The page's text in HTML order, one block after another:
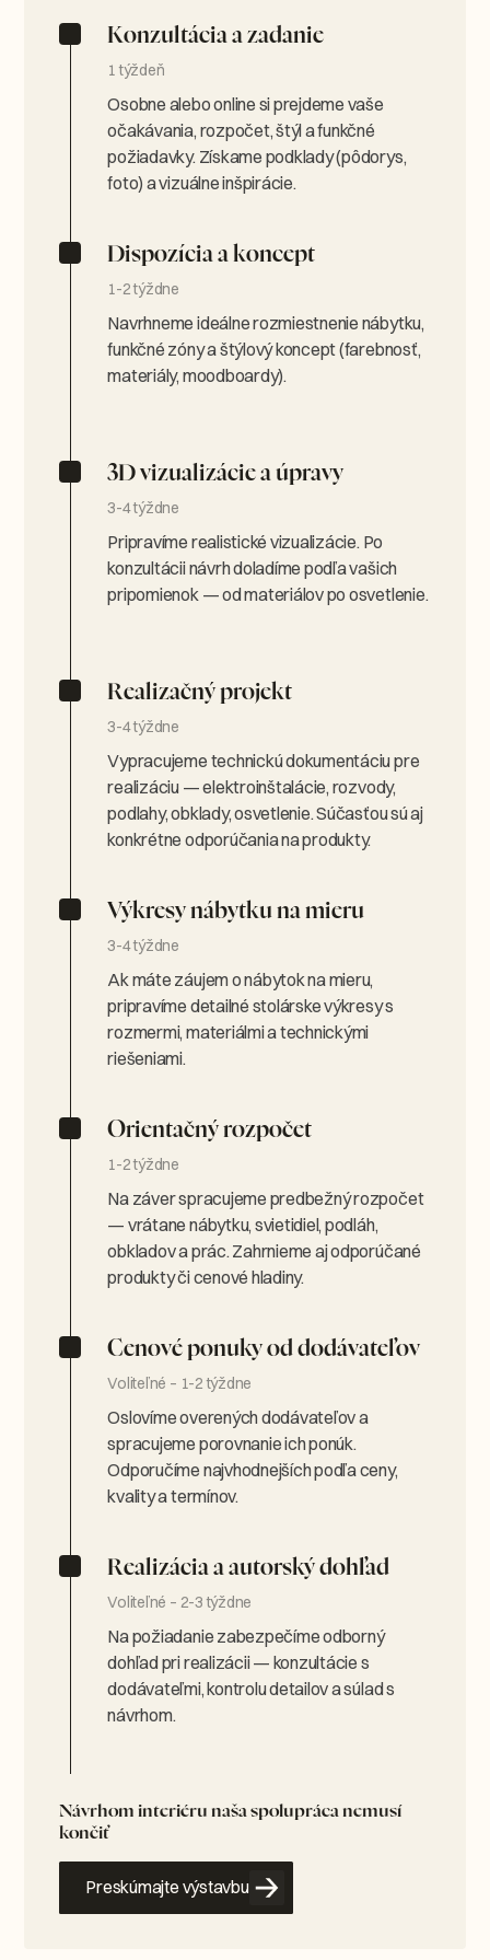
Konzultácia a zadanie
1 týždeň
Osobne alebo online si prejdeme vaše
očakávania, rozpočet, štýl a funkčné
požiadavky. Získame podklady (pôdorys,
foto) a vizuálne inšpirácie.
Dispozícia a koncept
1-2 týždne
Navrhneme ideálne rozmiestnenie nábytku,
funkčné zóny a štýlový koncept (farebnosť,
materiály, moodboardy).
3D vizualizácie a úpravy
3-4 týždne
Pripravíme realistické vizualizácie. Po
konzultácii návrh doladíme podľa vašich
pripomienok — od materiálov po osvetlenie.
Realizačný projekt
3-4 týždne
Vypracujeme technickú dokumentáciu pre
realizáciu — elektroinštalácie, rozvody,
podlahy, obklady, osvetlenie. Súčasťou sú aj
konkrétne odporúčania na produkty.
Výkresy nábytku na mieru
3-4 týždne
Ak máte záujem o nábytok na mieru,
pripravíme detailné stolárske výkresy s
rozmermi, materiálmi a technickými
riešeniami.
Orientačný rozpočet
1-2 týždne
Na záver spracujeme predbežný rozpočet
— vrátane nábytku, svietidiel, podláh,
obkladov a prác. Zahrnieme aj odporúčané
produkty či cenové hladiny.
Cenové ponuky od dodávateľov
Voliteľné – 1-2 týždne
Oslovíme overených dodávateľov a
spracujeme porovnanie ich ponúk.
Odporučíme najvhodnejších podľa ceny,
kvality a termínov.
Realizácia a autorský dohľad
Voliteľné – 2-3 týždne
Na požiadanie zabezpečíme odborný
dohľad pri realizácii — konzultácie s
dodávateľmi, kontrolu detailov a súlad s
návrhom.
Návrhom interiéru naša spolupráca nemusí
končiť
Preskúmajte výstavbu